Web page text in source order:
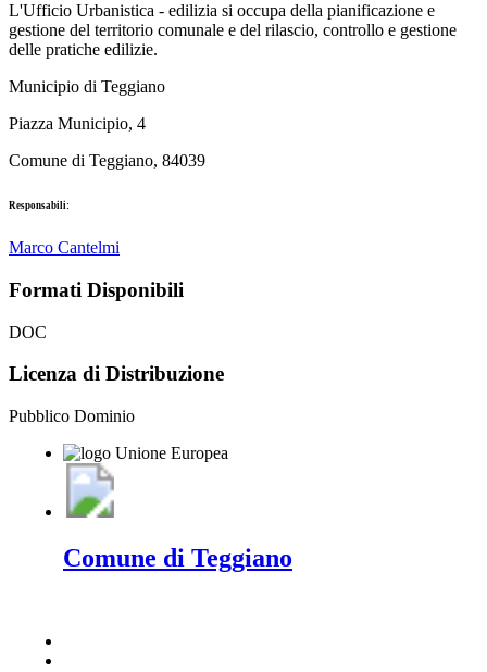
L'Ufficio Urbanistica - edilizia si occupa della pianificazione e
gestione del territorio comunale e del rilascio, controllo e gestione
delle pratiche edilizie.
Municipio di Teggiano
Piazza Municipio, 4
Comune di Teggiano, 84039
Responsabili:
Marco Cantelmi
Formati Disponibili
DOC
Licenza di Distribuzione
Pubblico Dominio
Comune di Teggiano